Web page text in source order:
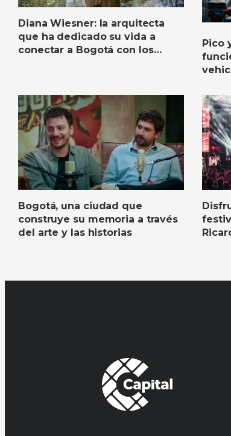
Diana Wiesner: la arquitecta
que ha dedicado su vida a
conectar a Bogotá con los
Pico
Bogotá, una ciudad que
construye su memoria a través
del arte y las historias